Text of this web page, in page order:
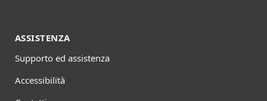
ASSISTENZA
Supporto ed assistenza
Accessibilità